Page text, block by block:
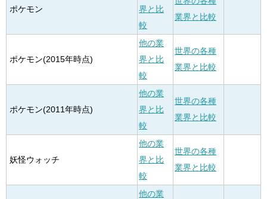
ポケモン
界と比
較
業界と比較
ポケモン(2015年時点)
他の業
界と比
較
世界の各種
業界と比較
ポケモン(2011年時点)
他の業
界と比
較
世界の各種
業界と比較
妖怪ウォッチ
他の業
界と比
較
世界の各種
業界と比較
他の業